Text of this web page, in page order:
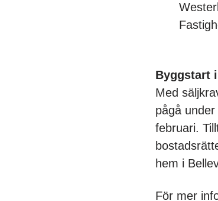
Byggstart
Med
pågå
februari.
hem i
För mer